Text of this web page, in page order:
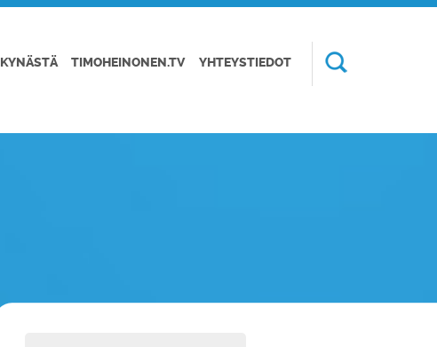
KYNÄSTÄ TIMOHEINONEN.TV YHTEYSTIEDOT